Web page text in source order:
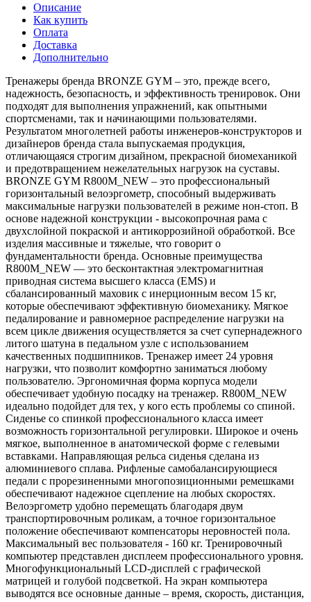
Описание
Как купить
Оплата
Доставка
Дополнительно
Тренажеры бренда BRONZE GYM – это, прежде всего,
надежность, безопасность, и эффективность тренировок. Они
подходят для выполнения упражнений, как опытными
спортсменами, так и начинающими пользователями.
Результатом многолетней работы инженеров-конструкторов и
дизайнеров бренда стала выпускаемая продукция,
отличающаяся строгим дизайном, прекрасной биомеханикой
и предотвращением нежелательных нагрузок на суставы.
BRONZE GYM R800M_NEW – это профессиональный
горизонтальный велоэргометр, способный выдерживать
максимальные нагрузки пользователей в режиме нон-стоп. В
основе надежной конструкции - высокопрочная рама с
двухслойной покраской и антикоррозийной обработкой. Все
изделия массивные и тяжелые, что говорит о
фундаментальности бренда. Основные преимущества
R800M_NEW — это бесконтактная электромагнитная
приводная система высшего класса (EMS) и
сбалансированный маховик с инерционным весом 15 кг,
которые обеспечивают эффективную биомеханику. Мягкое
педалирование и равномерное распределение нагрузки на
всем цикле движения осуществляется за счет супернадежного
литого шатуна в педальном узле с использованием
качественных подшипников. Тренажер имеет 24 уровня
нагрузки, что позволит комфортно заниматься любому
пользователю. Эргономичная форма корпуса модели
обеспечивает удобную посадку на тренажер. R800M_NEW
идеально подойдет для тех, у кого есть проблемы со спиной.
Сиденье со спинкой профессионального класса имеет
возможность горизонтальной регулировки. Широкое и очень
мягкое, выполненное в анатомической форме с гелевыми
вставками. Направляющая рельса сиденья сделана из
алюминиевого сплава. Рифленые самобалансирующиеся
педали с прорезиненными многопозиционными ремешками
обеспечивают надежное сцепление на любых скоростях.
Велоэргометр удобно перемещать благодаря двум
транспортировочным роликам, а точное горизонтальное
положение обеспечивают компенсаторы неровностей пола.
Максимальный вес пользователя - 160 кг. Тренировочный
компьютер представлен дисплеем профессионального уровня.
Многофункциональный LCD-дисплей с графической
матрицей и голубой подсветкой. На экран компьютера
выводятся все основные данные – время, скорость, дистанция,